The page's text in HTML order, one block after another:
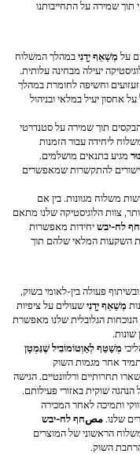
שמירה על התחייבותנו
מְשַׁאֵף יָדָנִיבמהלך המשלוח
יעילה מבחינה עלותית.
זעזועים וחשיפה לחומרת במהלך
אחסון יעיל במלאי ובניהול
תוך שמירה על סטנדרטי
ליחידה עבור הזמנות
מגיע בתנאים מושלמים.
להתקשרות שמאפשרים
משלוח מגוונות. בין אם
צוות הלוגיסטיקה שלנו מתאם
לח-יבשיחידות מאפשרות
השקעות המלאי שלהם תוך
ובשיתוף פעולה בין-לאומי בשוק,
מְשַׁאֵף יָדָנִישעולים על ציפיות
הגלובלית שלנו מאפשרת
שונות.
מְשַׁטֵּף לְאַוְטוֹמוֹבִיל שֶׁנִּמְטָן
אחר מגמות השוק
תחרותיים ורלוונטיים. הגישה
שוקית באזורי פעילותם.
ותמיכה לאחר המכירה
שלנו. مصחף לח-יבש
הראשוני של המוצרים
השוק.